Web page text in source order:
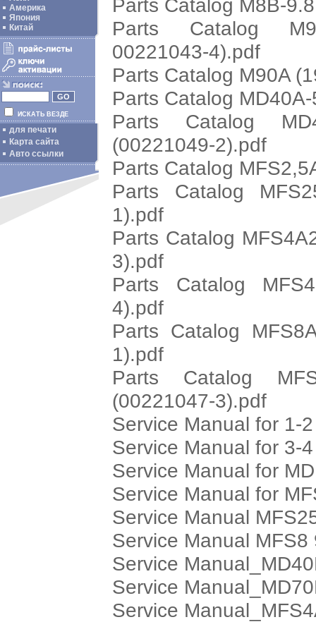
Америка
Япония
Китай
ИСКАТЬ ВЕЗДЕ
для печати
Карта сайта
Авто ссылки
Parts Catalog M8B-
Parts Catalog
00221043-4).pdf
Parts Catalog M90A
Parts Catalog
Parts Catalog
(00221049-2).pdf
Parts Catalog
Parts Catalog
1).pdf
Parts Catalog
3).pdf
Parts Catalog
4).pdf
Parts Catalog
1).pdf
Parts Catalog
(00221047-3).pdf
Service Manual for 1-
Service Manual for 3-
Service Manual for
Service Manual for
Service Manual
Service Manual MFS8
Service
Service
Service